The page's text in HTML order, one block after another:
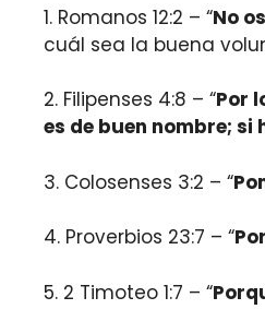
1. Romanos 12:2 – “No
cuál sea la buena
2. Filipenses 4:8 – “Por
es de buen nombre;
3. Colosenses 3:2 – “
4. Proverbios 23:7 – “
5. 2 Timoteo 1:7 – “